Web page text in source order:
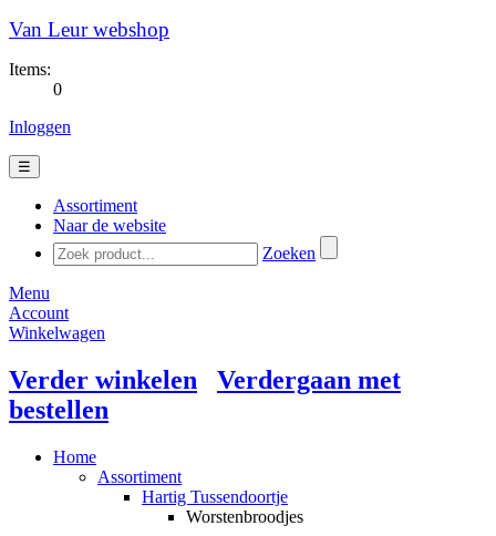
Van Leur webshop
Items:
0
Inloggen
☰
Assortiment
Naar de website
Zoeken
Menu
Account
Winkelwagen
Verder winkelen
Verdergaan met
bestellen
Home
Assortiment
Hartig Tussendoortje
Worstenbroodjes